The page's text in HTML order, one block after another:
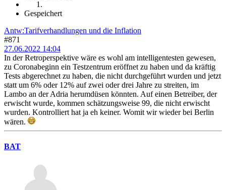
Gespeichert
Antw:Tarifverhandlungen und die Inflation
#871
27.06.2022 14:04
In der Retroperspektive wäre es wohl am intelligentesten gewesen,
zu Coronabeginn ein Testzentrum eröffnet zu haben und da kräftig
Tests abgerechnet zu haben, die nicht durchgeführt wurden und jetzt
statt um 6% oder 12% auf zwei oder drei Jahre zu streiten, im
Lambo an der Adria herumdüsen könnten. Auf einen Betreiber, der
erwischt wurde, kommen schätzungsweise 99, die nicht erwischt
wurden. Kontrolliert hat ja eh keiner. Womit wir wieder bei Berlin
wären.
BAT